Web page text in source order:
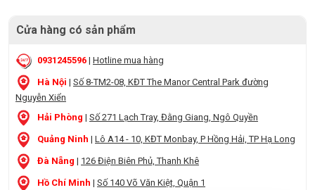
Cửa hàng có sản phẩm
0931245596 | Hotline mua hàng
Hà Nội | Số 8-TM2-08, KĐT The Manor Central Park đường
Nguyễn Xiển
Hải Phòng | Số 271 Lạch Tray, Đằng Giang, Ngô Quyền
Quảng Ninh | Lô A14 - 10, KĐT Monbay, P Hồng Hải, TP Hạ Long
Đà Nẵng | 126 Điện Biên Phủ, Thanh Khê
Hồ Chí Minh | Số 140 Võ Văn Kiệt, Quận 1